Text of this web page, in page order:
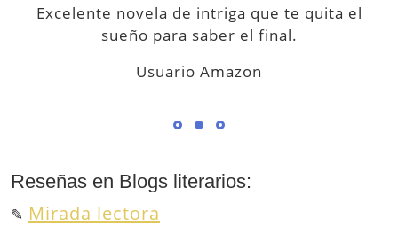
Excelente novela de intriga que te quita el
sueño para saber el final.
Usuario Amazon
Reseñas en Blogs literarios:
✎ Mirada lectora